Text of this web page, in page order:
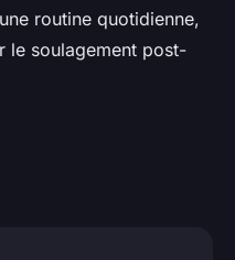
routine quotidienne,
le soulagement post-